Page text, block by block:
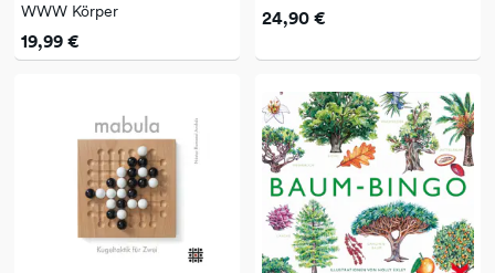
WWW Körper
19,99 €
24,90 €